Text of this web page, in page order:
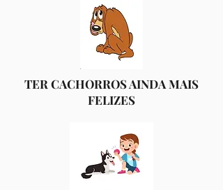
TER CACHORROS AINDA MAIS
FELIZES